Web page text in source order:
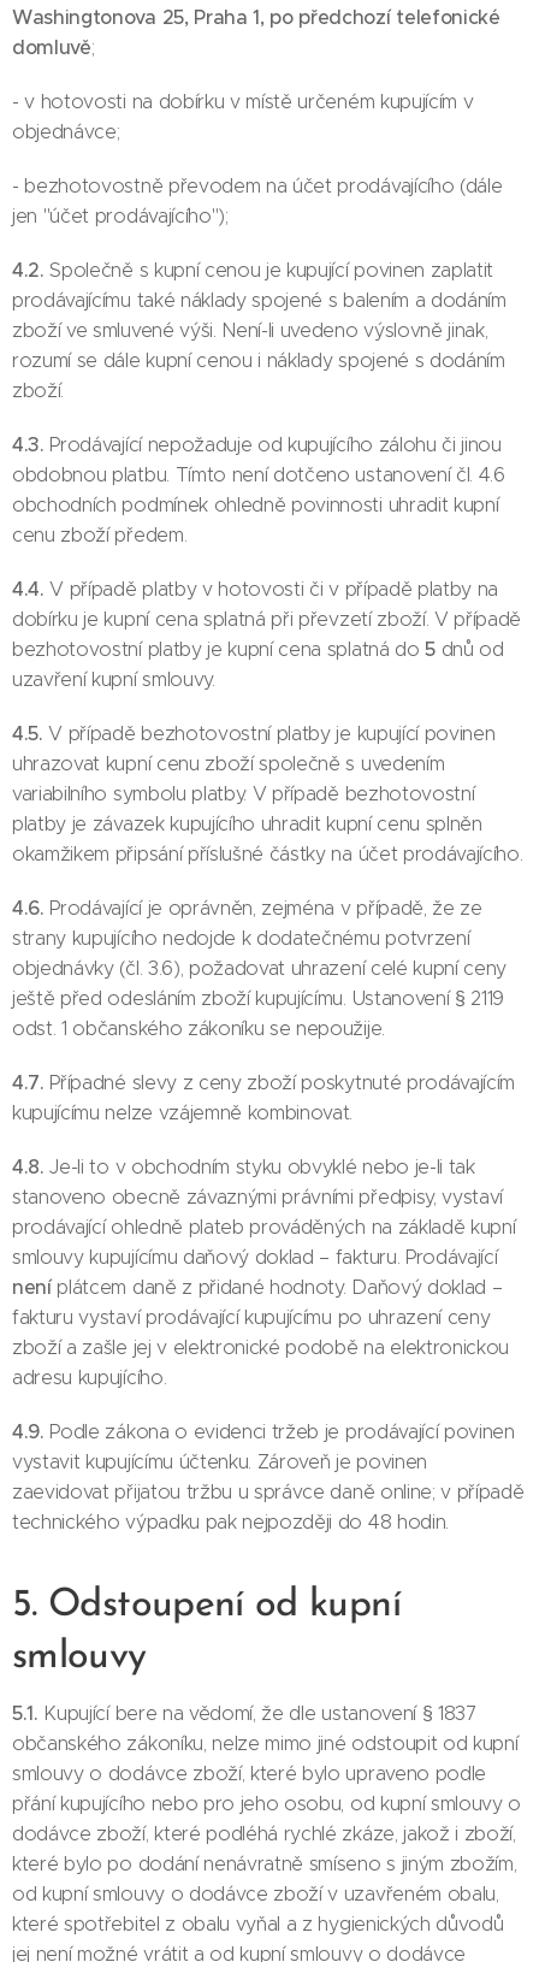
Washingtonova 25, Praha 1, po předchozí telefonické
domluvě;
- v hotovosti na dobírku v místě určeném kupujícím v
objednávce;
- bezhotovostně převodem na účet prodávajícího (dále
jen "účet prodávajícího");
4.2.Společně s kupní cenou je kupující povinen zaplatit
prodávajícímu také náklady spojené s balením a dodáním
zboží ve smluvené výši. Není-li uvedeno výslovně jinak,
rozumí se dále kupní cenou i náklady spojené s dodáním
zboží.
4.3. Prodávající nepožaduje od kupujícího zálohu či jinou
obdobnou platbu. Tímto není dotčeno ustanovení čl. 4.6
obchodních podmínek ohledně povinnosti uhradit kupní
cenu zboží předem.
4.4.V případě platby v hotovosti či v případě platby na
dobírku je kupní cena splatná při převzetí zboží. V případě
bezhotovostní platby je kupní cena splatná do5dnů od
uzavření kupní smlouvy.
4.5.V případě bezhotovostní platby je kupující povinen
uhrazovat kupní cenu zboží společně s uvedením
variabilního symbolu platby. V případě bezhotovostní
platby je závazek kupujícího uhradit kupní cenu splněn
okamžikem připsání příslušné částky na účet prodávajícího.
4.6. Prodávající je oprávněn, zejména v případě, že ze
strany kupujícího nedojde k dodatečnému potvrzení
objednávky (čl. 3.6), požadovat uhrazení celé kupní ceny
ještě před odesláním zboží kupujícímu. Ustanovení § 2119
odst. 1 občanského zákoníku se nepoužije.
4.7. Případné slevy z ceny zboží poskytnuté prodávajícím
kupujícímu nelze vzájemně kombinovat.
4.8.Je-li to v obchodním styku obvyklé nebo je-li tak
stanoveno obecně závaznými právními předpisy, vystaví
prodávající ohledně plateb prováděných na základě kupní
smlouvy kupujícímu daňový doklad – fakturu. Prodávající
neníplátcem daně z přidané hodnoty. Daňový doklad –
fakturu vystaví prodávající kupujícímu po uhrazení ceny
zboží a zašle jej v elektronické podobě na elektronickou
adresu kupujícího.
4.9. Podle zákona o evidenci tržeb je prodávající povinen
vystavit kupujícímu účtenku. Zároveň je povinen
zaevidovat přijatou tržbu u správce daně online; v případě
technického výpadku pak nejpozději do 48 hodin.
5. Odstoupení od kupní
smlouvy
5.1. Kupující bere na vědomí, že dle ustanovení § 1837
občanského zákoníku, nelze mimo jiné odstoupit od kupní
smlouvy o dodávce zboží, které bylo upraveno podle
přání kupujícího nebo pro jeho osobu, od kupní smlouvy o
dodávce zboží, které podléhá rychlé zkáze, jakož i zboží,
které bylo po dodání nenávratně smíseno s jiným zbožím,
od kupní smlouvy o dodávce zboží v uzavřeném obalu,
které spotřebitel z obalu vyňal a z hygienických důvodů
jej není možné vrátit a od kupní smlouvy o dodávce